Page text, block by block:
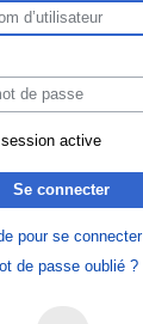
active
Se connecter
pour se connecter
de passe oublié ?